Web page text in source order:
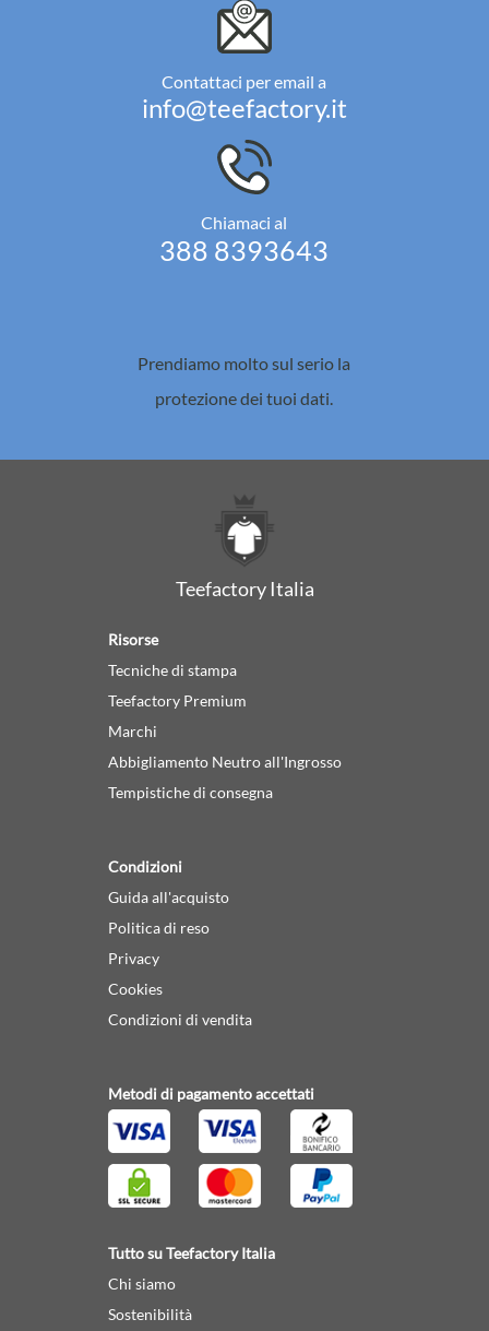
Contattaci per email a
info@teefactory.it
Chiamaci al
388 8393643
Prendiamo molto sul serio la
protezione dei tuoi dati.
Teefactory Italia
Risorse
Tecniche di stampa
Teefactory Premium
Marchi
Abbigliamento Neutro all'Ingrosso
Tempistiche di consegna
Condizioni
Guida all'acquisto
Politica di reso
Privacy
Cookies
Condizioni di vendita
Metodi di pagamento accettati
Tutto su Teefactory Italia
Chi siamo
Sostenibilità